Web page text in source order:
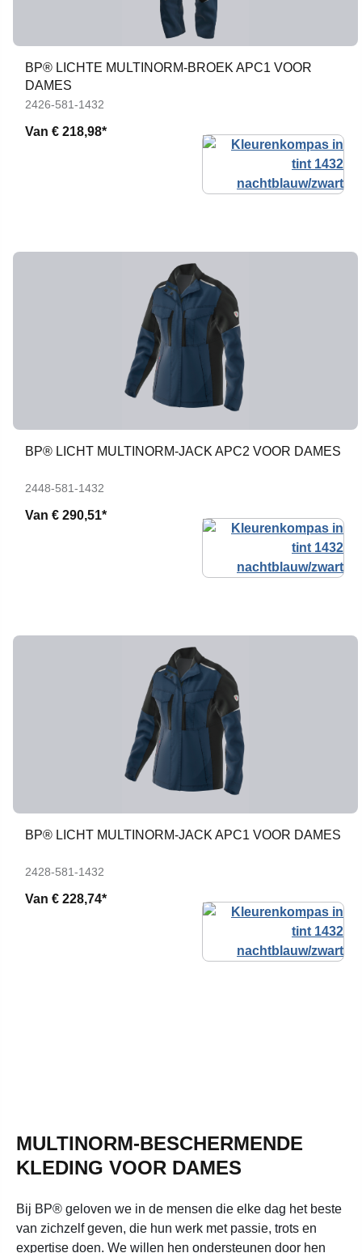
BP® LICHTE MULTINORM-BROEK APC1 VOOR
DAMES
2426-581-1432
Van € 218,98*
BP® LICHT MULTINORM-JACK APC2 VOOR DAMES
2448-581-1432
Van € 290,51*
BP® LICHT MULTINORM-JACK APC1 VOOR DAMES
2428-581-1432
Van € 228,74*
MULTINORM-BESCHERMENDE
KLEDING VOOR DAMES
Bij BP® geloven we in de mensen die elke dag het beste
van zichzelf geven, die hun werk met passie, trots en
expertise doen. We willen hen ondersteunen door hen